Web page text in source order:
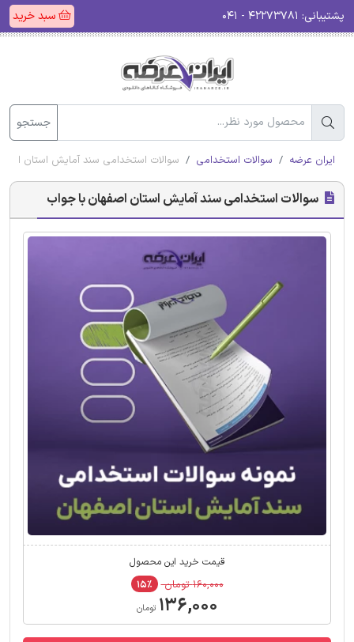
پشتیبانی: سبد خرید
جستجو
ایران عرضه سوالات استخدامی سوالات استخدامی سند آمایش استان
سوالات استخدامی سند آمایش استان اصفهان با جواب
قیمت خرید این محصول
۱۶۰,۰۰۰ تومان ۱۵٪
۱۳۶,۰۰۰ تومان